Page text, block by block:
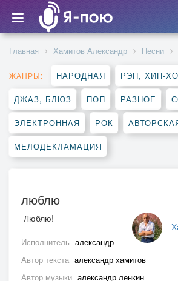
Главная Хамитов Александр Песни
ЖАНРЫ: НАРОДНАЯ РЭП, ХИП-
ДЖАЗ, БЛЮЗ ПОП РАЗНОЕ
ЭЛЕКТРОННАЯ РОК
МЕЛОДЕКЛАМАЦИЯ
люблю
Люблю!
Исполнитель александр
Автор текста александр хамитов
Автор музыки александр ленкин